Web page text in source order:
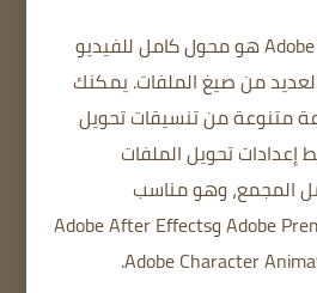
Adobe Media Encoder 2024 هو محول كامل للفيديو
من صيغ الملفات.يمكنك
متنوعة من تنسيقات تحويل
تحويل الملفات
المجمع، وهو مناسب
لمستخدمي Adobe Premiere Pro وAdobe After Effects